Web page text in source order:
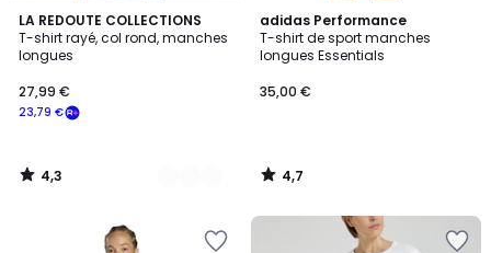
LA REDOUTE COLLECTIONS
T-shirt rayé, col rond, manches
longues
€
souscrivez
notre
programme
23,79 €
27,99 €
4,3
/ 5
3
Couleurs
4,3
/
adidas Performance
T-shirt de sport manches
longues Essentials
35,00 €
4,7
/ 5
4,7
/